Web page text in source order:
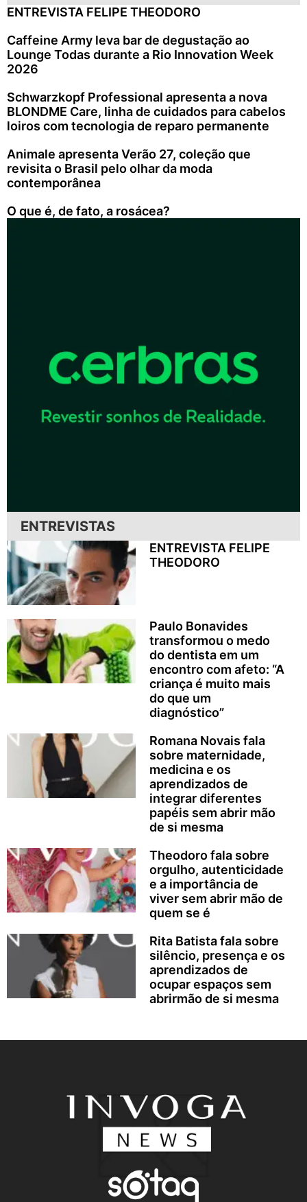
ENTREVISTA FELIPE THEODORO
Caffeine Army leva bar de degustação ao
Lounge Todas durante a Rio Innovation Week
2026
Schwarzkopf Professional apresenta a nova
BLONDME Care, linha de cuidados para cabelos
loiros com tecnologia de reparo permanente
Animale apresenta Verão 27, coleção que
revisita o Brasil pelo olhar da moda
contemporânea
O que é, de fato, a rosácea?
ENTREVISTAS
ENTREVISTA FELIPE
THEODORO
Paulo Bonavides
transformou o medo
do dentista em um
encontro com afeto: “A
criança é muito mais
do que um
diagnóstico”
Romana Novais fala
sobre maternidade,
medicina e os
aprendizados de
integrar diferentes
papéis sem abrir mão
de si mesma
Theodoro fala sobre
orgulho, autenticidade
e a importância de
viver sem abrir mão de
quem se é
Rita Batista fala sobre
silêncio, presença e os
aprendizados de
ocupar espaços sem
abrirmão de si mesma